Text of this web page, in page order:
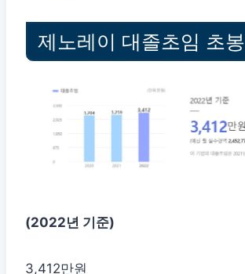
제노레이 대졸초임 초봉
(2022년 기준)
3,412만원